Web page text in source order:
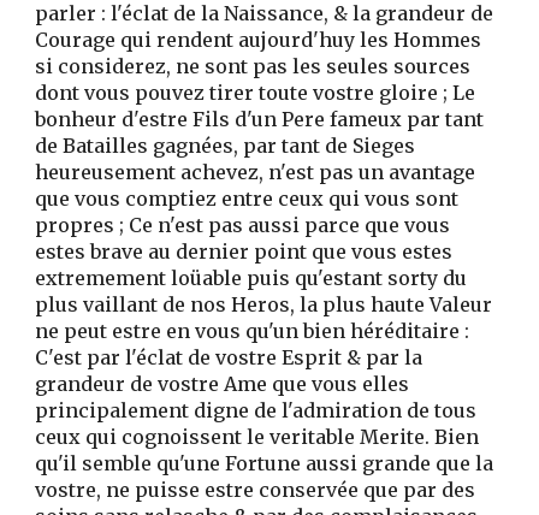
parler : l'éclat de la Naissance, & la grandeur de
Courage qui rendent aujourd'huy les Hommes
si considerez, ne sont pas les seules sources
dont vous pouvez tirer toute vostre gloire ; Le
bonheur d'estre Fils d'un Pere fameux par tant
de Batailles gagnées, par tant de Sieges
heureusement achevez, n'est pas un avantage
que vous comptiez entre ceux qui vous sont
propres ; Ce n'est pas aussi parce que vous
estes brave au dernier point que vous estes
extremement loüable puis qu'estant sorty du
plus vaillant de nos Heros, la plus haute Valeur
ne peut estre en vous qu'un bien héréditaire :
C'est par l'éclat de vostre Esprit & par la
grandeur de vostre Ame que vous elles
principalement digne de l'admiration de tous
ceux qui cognoissent le veritable Merite. Bien
qu'il semble qu'une Fortune aussi grande que la
vostre, ne puisse estre conservée que par des